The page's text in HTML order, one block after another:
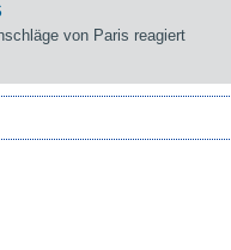
von Paris reagiert